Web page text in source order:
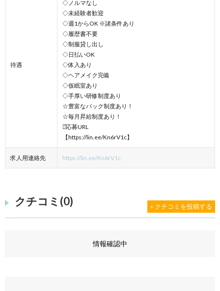
待遇
◇ノルマなし
◇未経験者歓迎
◇週1からOK ※諸条件あり
◇履歴書不要
◇制服貸し出し
◇日払いOK
◇体入あり
◇ヘアメイク完備
◇仮眠室あり
◇手厚い研修制度あり
☆豊富なバック制度あり！
☆毎月昇給制度あり！
⋆͛応募URL
【https://lin.ee/Kn6rV1c】
求人用連絡先 https://lin.ee/Kn6rV1c
クチコミ(0) » クチコミを投稿する
情報確認中